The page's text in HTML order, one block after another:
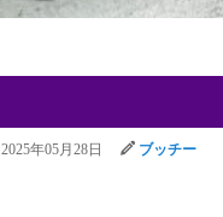
2025年05月28日 ブッチー